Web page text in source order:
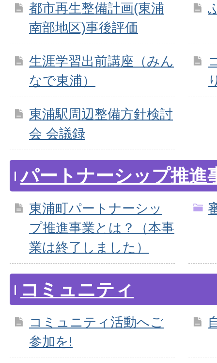
都市再生整備計画(東浦
南部地区)事後評価
生涯学習出前講座（みん
なで東浦）
東浦駅周辺整備方針検討
会 会議録
パートナーシップ推進
東浦町パートナーシッ
プ推進事業とは？（本事
業は終了しました）
コミュニティ
コミュニティ活動へご
参加を!